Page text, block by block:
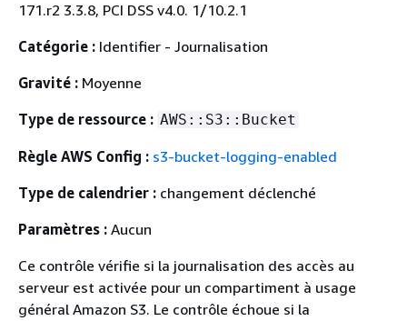
171.r2 3.3.8, PCI DSS v4.0. 1/10.2.1
Catégorie : Identifier - Journalisation
Gravité : Moyenne
Type de ressource : AWS::S3::Bucket
Règle AWS Config : s3-bucket-logging-enabled
Type de calendrier : changement déclenché
Paramètres : Aucun
Ce contrôle vérifie si la journalisation des accès au
serveur est activée pour un compartiment à usage
général Amazon S3. Le contrôle échoue si la